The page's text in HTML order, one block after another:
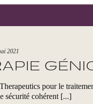
2021
pour le
sécurité cohérent [...]